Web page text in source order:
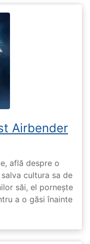
Airbender
află despre o
cultura sa de
săi, el pornește
a o găsi înainte